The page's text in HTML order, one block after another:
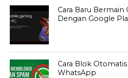
Cara Baru Bermain
Dengan Google
Cara Blok
WhatsApp